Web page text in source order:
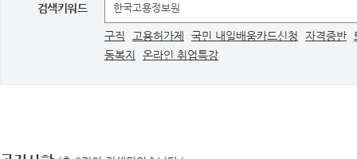
검색키워드
구직 고용허가제 국민 내일배움카드신청 자격증반
동복지
온라인 취업특강